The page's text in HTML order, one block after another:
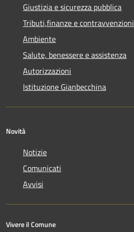
Giustizia e sicurezza pubblica
Tributi,finanze e contravvenzioni
Ambiente
Salute, benessere e assistenza
Autorizzazioni
Istituzione Gianbecchina
Novità
Notizie
Comunicati
Avvisi
Vivere il Comune